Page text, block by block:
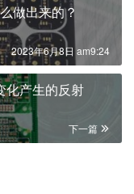
做出来的？
2023年6月8日 am9:24
化产生的反射
下一篇